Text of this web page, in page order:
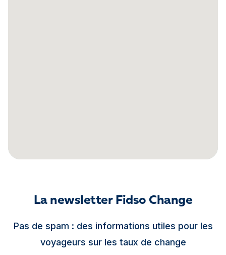
La newsletter Fidso Change
Pas de spam : des informations utiles pour les
voyageurs sur les taux de change